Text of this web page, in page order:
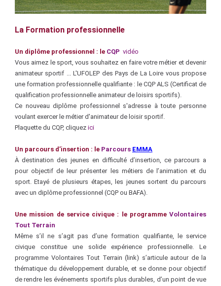
La Formation professionnelle
Un diplôme professionnel : le CQP vidéo
Vous aimez le sport, vous souhaitez en faire votre métier et devenir
animateur sportif ... L'UFOLEP des Pays de La Loire vous propose
une formation professionnelle qualifiante : le CQP ALS (Certificat de
qualification professionnelle animateur de loisirs sportifs).
Ce nouveau diplôme professionnel s'adresse à toute personne
voulant exercer le métier d'animateur de loisir sportif.
Plaquette du CQP, cliquez ici
Un parcours d’insertion : le Parcours EMMA
À destination des jeunes en difficulté d’insertion, ce parcours a
pour objectif de leur présenter les métiers de l’animation et du
sport. Etayé de plusieurs étapes, les jeunes sortent du parcours
avec un diplôme professionnel (CQP ou BAFA).
Une mission de service civique : le programme Volontaires
Tout Terrain
Même s’il ne s’agit pas d’une formation qualifiante, le service
civique constitue une solide expérience professionnelle. Le
programme Volontaires Tout Terrain (link) s’articule autour de la
thématique du développement durable, et se donne pour objectif
de rendre les événements sportifs plus durables, d’un point de vue